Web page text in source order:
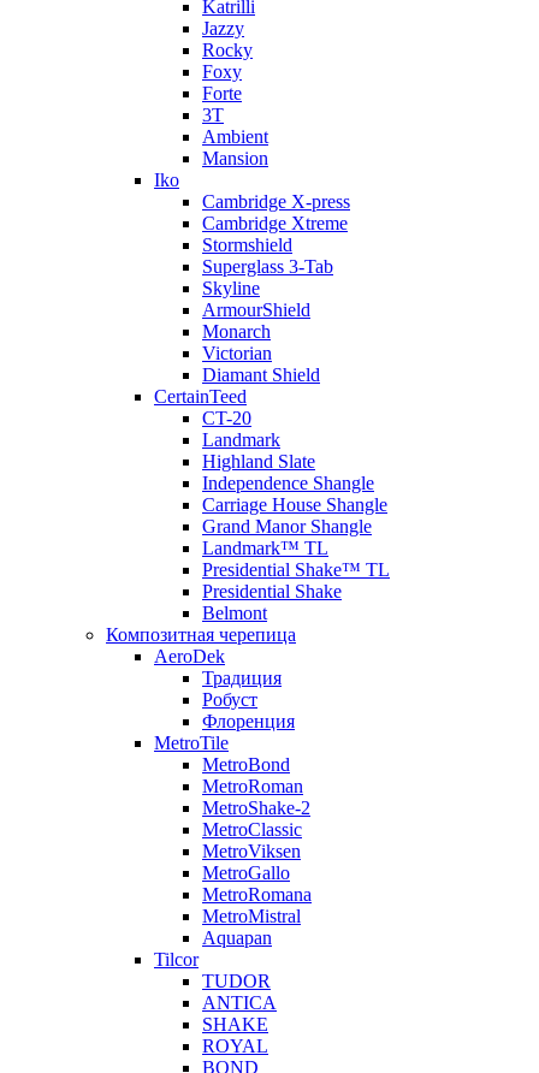
Katrilli
Jazzy
Rocky
Foxy
Forte
3T
Ambient
Mansion
Iko
Cambridge X-press
Cambridge Xtreme
Stormshield
Superglass 3-Tab
Skyline
ArmourShield
Monarch
Victorian
Diamant Shield
CertainTeed
CT-20
Landmark
Highland Slate
Independence Shangle
Carriage House Shangle
Grand Manor Shangle
Landmark™ TL
Presidential Shake™ TL
Presidential Shake
Belmont
Композитная черепица
AeroDek
Традиция
Робуст
Флоренция
MetroTile
MetroBond
MetroRoman
MetroShake-2
MetroClassic
MetroViksen
MetroGallo
MetroRomana
MetroMistral
Aquapan
Tilcor
TUDOR
ANTICA
SHAKE
ROYAL
BOND